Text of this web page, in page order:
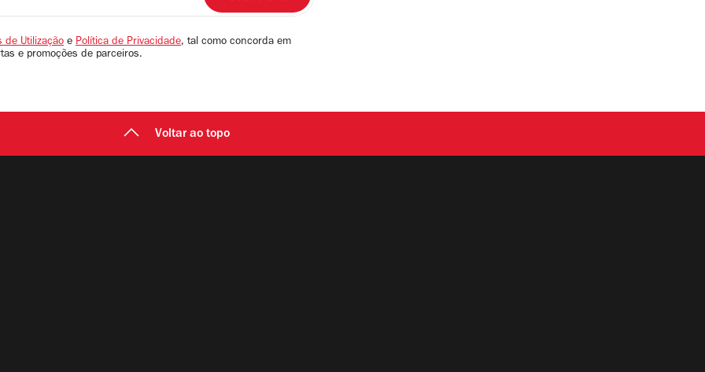
de Utilização e Política de Privacidade, tal como concorda em
e promoções de parceiros.
Voltar ao topo